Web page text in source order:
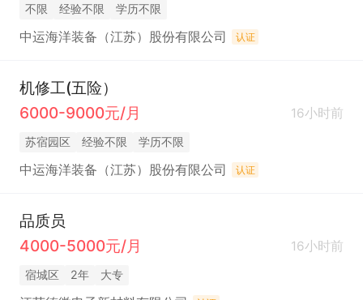
不限 经验不限 学历不限
中运海洋装备（江苏）股份有限公司 认证
机修工(五险）
6000-9000元/月
16小时前
苏宿园区 经验不限 学历不限
中运海洋装备（江苏）股份有限公司 认证
品质员
4000-5000元/月
16小时前
宿城区 2年 大专